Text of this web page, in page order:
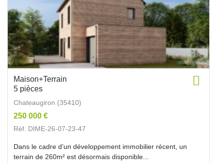
Maison+Terrain
5 pièces
Chateaugiron (35410)
250 000 €
Réf. DIME-26-07-23-47
Dans le cadre d’un développement immobilier récent, un
terrain de 260m² est désormais disponible...